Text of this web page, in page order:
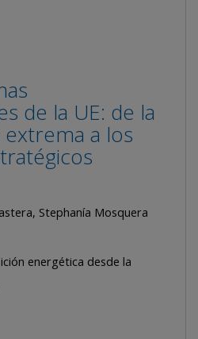
de la UE: de la
a los
Stephanía Mosquera
energética desde la